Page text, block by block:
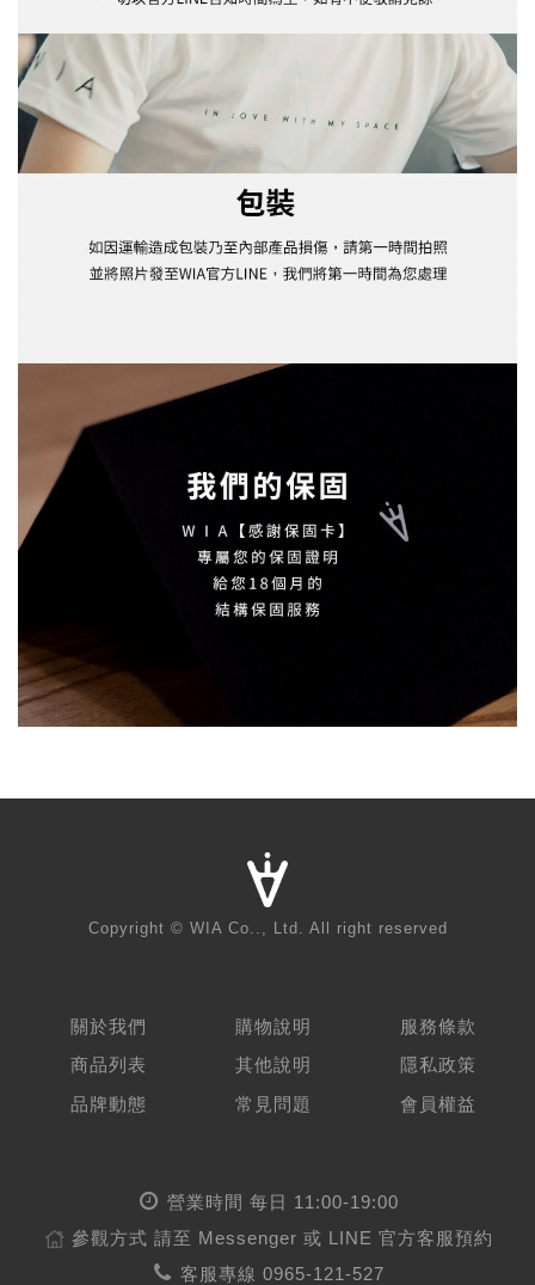
Copyright © WIA Co.., Ltd. All right reserved
關於我們
商品列表
品牌動態
購物說明
其他說明
常見問題
服務條款
隱私政策
會員權益
營業時間 每日 11:00-19:00
參觀方式 請至 Messenger 或 LINE 官方客服預約
客服專線 0965-121-527